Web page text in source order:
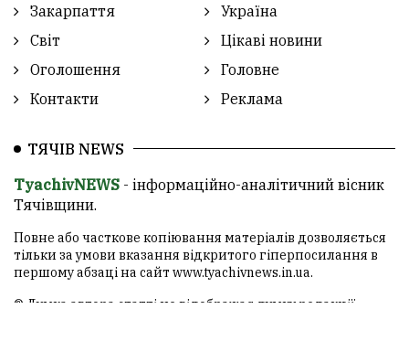
Закарпаття
Україна
Світ
Цікаві новини
Оголошення
Головне
Контакти
Реклама
ТЯЧІВ NEWS
TyachivNEWS - інформаційно-аналітичний вісник
Тячівщини.
Повне або часткове копіювання матеріалів дозволяється
тільки за умови вказання відкритого гіперпосилання в
першому абзаці на сайт www.tyachivnews.in.ua.
© Думка автора статті не відображає думку редакції.